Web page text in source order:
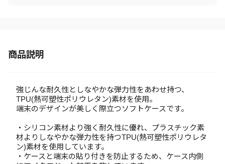
商品説明
強じんな耐久性としなやかな弾力性をあわせ持つ、
TPU(熱可塑性ポリウレタン)素材を使用。
端末のデザインが美しく際立つソフトケースです。
・シリコン素材より強く耐久性に優れ、プラスチック素
材よりしなやかな弾力性を持つTPU(熱可塑性ポリウレタ
ン)素材を使用しています。
・ケースと端末の貼り付きを防止するため、ケース内側